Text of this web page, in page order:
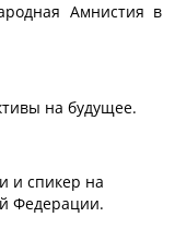
Амнистия в
на будущее.
и спикер на
Федерации.